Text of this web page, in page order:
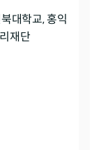
대학교, 홍익
재단